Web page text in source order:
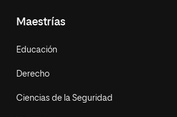
Maestrías
Educación
Derecho
Ciencias de la Seguridad